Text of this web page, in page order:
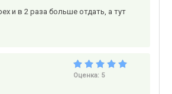
и в 2 раза больше отдать, а тут
Оценка: 5